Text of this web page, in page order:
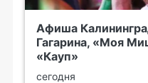
Афиша
Гагарина, «Моя
«Кауп»
сегодня